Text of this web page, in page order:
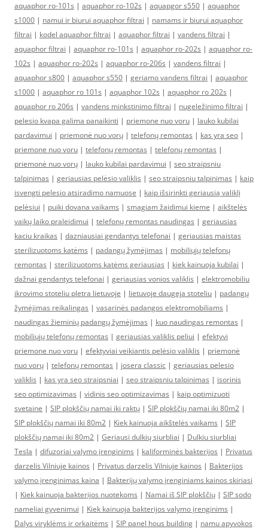
aquaphor ro-101s | aquaphor ro-102s | aquapgor s550 | aquaphor
s1000 | namui ir biurui aquaphor filtrai | namams ir biurui aquaphor
filtrai | kodel aquaphor filtrai | aquaphor filtrai | vandens filtrai |
aquaphor filtrai | aquaphor ro-101s | aquaphor ro-202s | aquaphor ro-
102s | aquaphor ro-202s | aquaphor ro-206s | vandens filtrai |
aquaphor s800 | aquaphor s550 | geriamo vandens filtrai | aquaphor
s1000 | aquaphor ro 101s | aquaphor 102s | aquaphor ro 202s |
aquaphor ro 206s | vandens minkstinimo filtrai | nugeležinimo filtrai |
pelesio kvapa galima panaikinti | priemone nuo voru | lauko kubilai
pardavimui | priemonė nuo vorų | telefonų remontas | kas yra seo |
priemone nuo voru | telefonų remontas | telefonų remontas |
priemonė nuo vorų | lauko kubilai pardavimui | seo straipsniu
talpinimas | geriausias pelėsio valiklis | seo straipsniu talpinimas | kaip
isvengti pelesio atsiradimo namuose | kaip išsirinkti geriausią valiklį
pelėsiui | puiki dovana vaikams | smagiam žaidimui kieme | aikštelės
vaikų laiko praleidimui | telefonų remontas naudingas | geriausias
kaciu kraikas | dazniausiai gendantys telefonai | geriausias maistas
sterilizuotoms katėms | padangų žymėjimas | mobiliųjų telefonų
remontas | sterilizuotoms katėms geriausias | kiek kainuoja kubilai |
dažnai gendantys telefonai | geriausias vonios valiklis | elektromobiliu
ikrovimo stoteliu pletra lietuvoje | lietuvoje daugeja stoteliu | padangų
žymėjimas reikalingas | vasarinės padangos elektromobiliams |
naudingas žieminių padangų žymėjimas | kuo naudingas remontas |
mobiliųjų telefonų remontas | geriausias valiklis peliui | efektyvi
priemone nuo voru | efektyviai veikiantis pelėsio valiklis | priemonė
nuo vorų | telefonų remontas | josera classic | geriausias pelesio
valiklis | kas yra seo straipsniai | seo straipsniu talpinimas | isorinis
seo optimizavimas | vidinis seo optimizavimas | kaip optimizuoti
svetaine | SIP plokščių namai iki raktų | SIP plokščių namai iki 80m2 |
SIP plokščių namai iki 80m2 | Kiek kainuoja aikštelės vaikams | SIP
plokščių namai iki 80m2 | Geriausi dulkių siurbliai | Dulkiu siurbliai
Tesla | difuzoriai valymo įrenginims | kaliforminės bakterijos | Privatus
darzelis Vilniuje kainos | Privatus darzelis Vilniuje kainos | Bakterijos
valymo įrenginimas kaina | Bakterijų valymo įrenginiams kainos skiriasi
| Kiek kainuoja bakterijos nuotekoms | Namai iš SIP plokščių | SIP sodo
nameliai gyvenimui | Kiek kainuoja bakterijos valymo įrenginims |
Dalys viryklėms ir orkaitėms | SIP panel hous building | namu apyvokos